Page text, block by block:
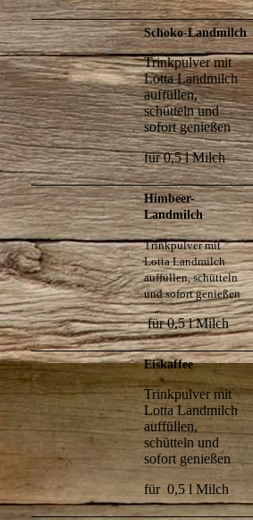
Schoko-Landmilch
Trinkpulver mit
Lotta Landmilch
auffüllen,
schütteln und
sofort genießen
für 0,5 l Milch
Himbeer-
Landmilch
Trinkpulver mit
Lotta Landmilch
auffüllen, schütteln
und sofort genießen
für 0,5 l Milch
Eiskaffee
Trinkpulver mit
Lotta Landmilch
auffüllen,
schütteln und
sofort genießen
für 0,5 l Milch